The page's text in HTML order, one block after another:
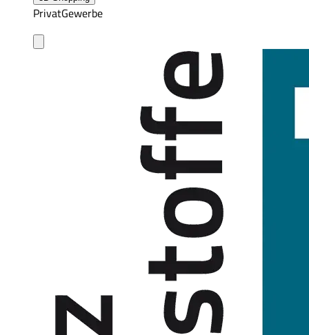
PrivatGewerbe